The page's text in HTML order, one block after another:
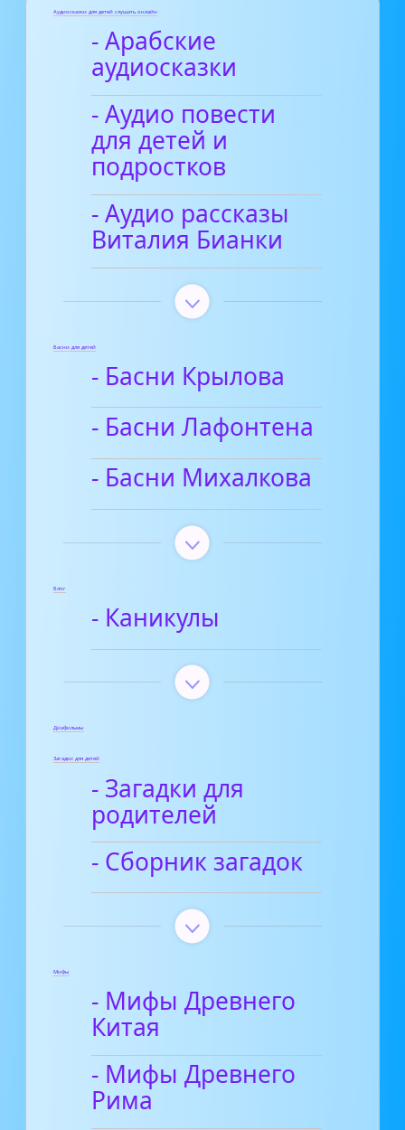
Аудиосказки для детей слушать онлайн
- Арабские
аудиосказки
- Аудио повести
для детей и
подростков
- Аудио рассказы
Виталия Бианки
Басни для детей
- Басни Крылова
- Басни Лафонтена
- Басни Михалкова
Блог
- Каникулы
Диафильмы
Загадки для детей
- Загадки для
родителей
- Сборник загадок
Мифы
- Мифы Древнего
Китая
- Мифы Древнего
Рима